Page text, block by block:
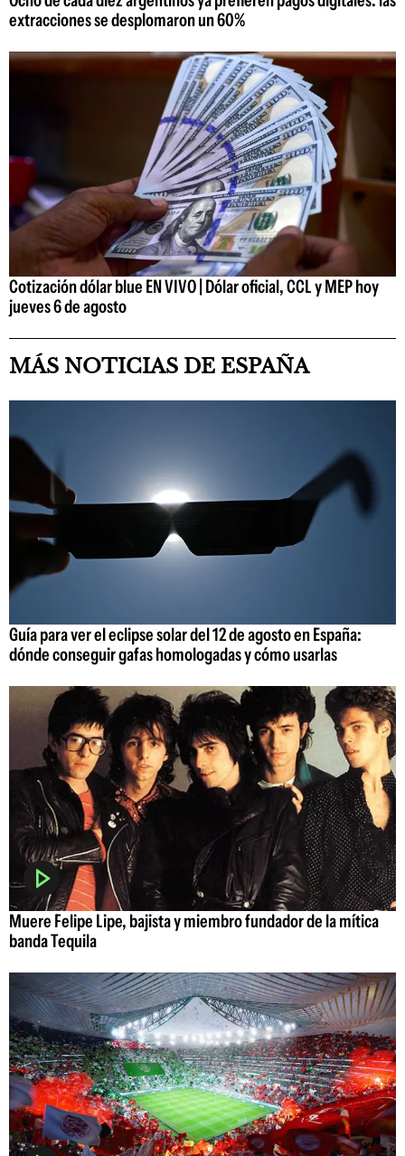
extracciones se desplomaron un 60%
Cotización dólar blue EN VIVO | Dólar oficial, CCL y MEP hoy
jueves 6 de agosto
MÁS NOTICIAS DE ESPAÑA
Guía para ver el eclipse solar del 12 de agosto en España:
dónde conseguir gafas homologadas y cómo usarlas
Muere Felipe Lipe, bajista y miembro fundador de la mítica
banda Tequila